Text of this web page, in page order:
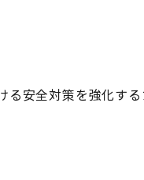
る安全対策を強化す